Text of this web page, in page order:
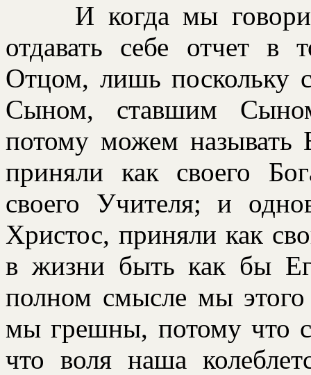
И когда мы
отдавать себе отчет
Отцом, лишь поскольку
Сыном, ставшим
потому можем
приняли как своего
своего Учителя; и
Христос, пpиняли как
в жизни быть как бы
полном смысле мы
мы гpешны, потому что
что воля наша